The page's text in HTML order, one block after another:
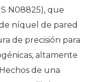
N08825), que
níquel de pared
de precisión para
altamente
de una